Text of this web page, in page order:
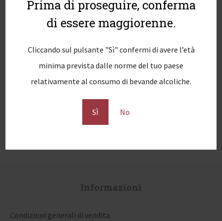
Prima di proseguire, conferma
di essere maggiorenne.
Cliccando sul pulsante "Sì" confermi di avere l’età
minima prevista dalle norme del tuo paese
relativamente al consumo di bevande alcoliche.
SÌ No
Guarda anche...
Informazioni
Condizioni generali di vendita